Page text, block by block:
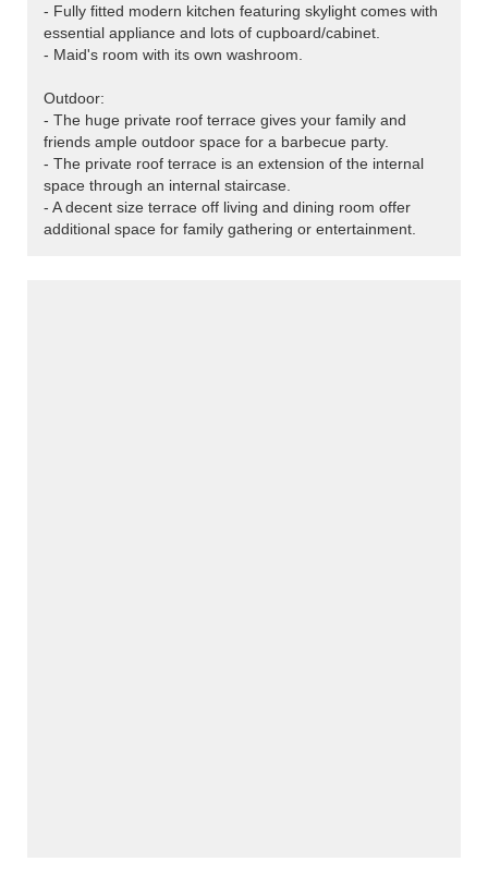
- Fully fitted modern kitchen featuring skylight comes with
essential appliance and lots of cupboard/cabinet.
- Maid's room with its own washroom.
Outdoor:
- The huge private roof terrace gives your family and
friends ample outdoor space for a barbecue party.
- The private roof terrace is an extension of the internal
space through an internal staircase.
- A decent size terrace off living and dining room offer
additional space for family gathering or entertainment.